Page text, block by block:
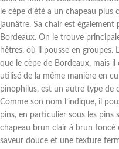
le cèpe d’été a un chapeau
jaunâtre. Sa chair est également
Bordeaux. On le trouve
hêtres, où il pousse en groupes.
que le cèpe de Bordeaux, mais
utilisé de la même manière en
pinophilus, est un autre type de
Comme son nom l’indique, il
pins, en particulier sous les pins
chapeau brun clair à brun foncé
saveur douce et une texture